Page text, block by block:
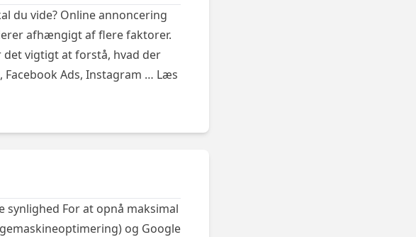
du vide? Online annoncering
afhængigt af flere faktorer.
det vigtigt at forstå, hvad der
Ads, Instagram … Læs
synlighed For at opnå maksimal
og Google